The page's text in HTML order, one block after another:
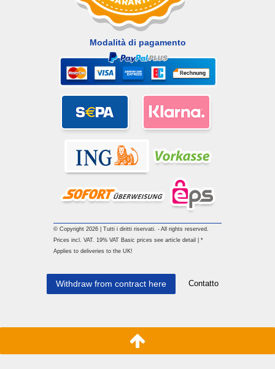
Modalità di pagamento
© Copyright 2026 | Tutti i diritti riservati. - All rights reserved.
Prices incl. VAT. 19% VAT Basic prices see article detail | *
Applies to deliveries to the UK!
Withdraw from contract here Contatto